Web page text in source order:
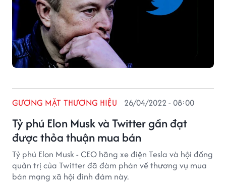
Tỷ phú Elon Musk và Twitter gần đạt
được thỏa thuận mua bán
GƯƠNG MẶT THƯƠNG HIỆU 26/04/2022 - 08:00
Tỷ phú Elon Musk - CEO hãng xe điện Tesla và hội đồng
quản trị của Twitter đã đàm phán về thương vụ mua
bán mạng xã hội đình đám này.